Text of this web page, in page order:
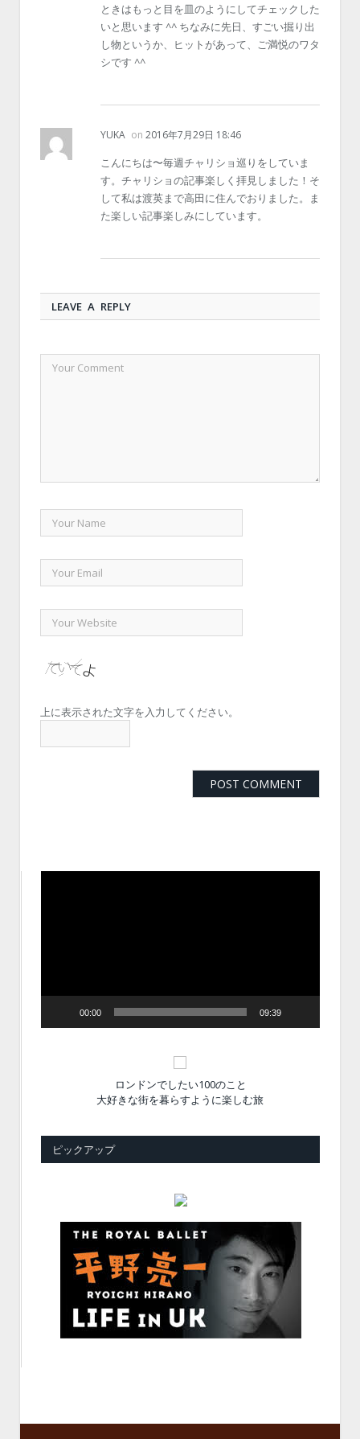
ときはもっと目を皿のようにしてチェックした
いと思います ^^ ちなみに先日、すごい掘り出
し物というか、ヒットがあって、ご満悦のワタ
シです ^^
YUKA on 2016年7月29日 18:46
こんにちは〜毎週チャリショ巡りをしていま
す。チャリショの記事楽しく拝見しました！そ
して私は渡英まで高田に住んでおりました。ま
た楽しい記事楽しみにしています。
LEAVE A REPLY
上に表示された文字を入力してください。
00:00 09:39
ロンドンでしたい100のこと
大好きな街を暮らすように楽しむ旅
ピックアップ